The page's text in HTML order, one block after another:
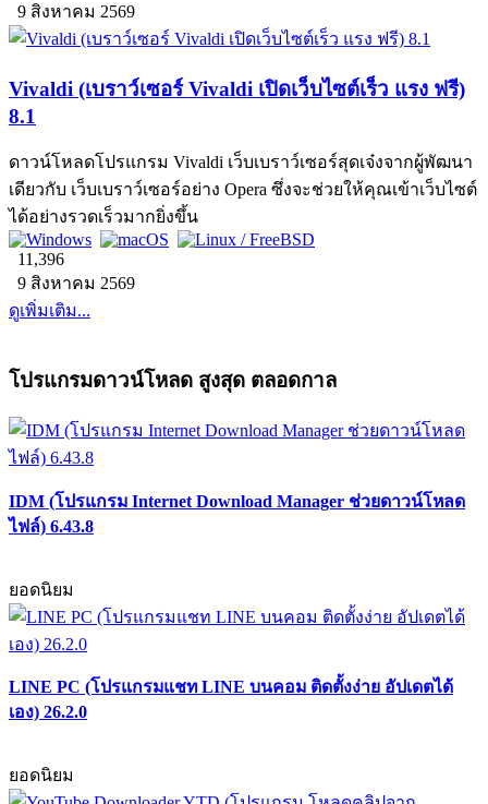
9 สิงหาคม 2569
Vivaldi (เบราว์เซอร์ Vivaldi เปิดเว็บไซต์เร็ว แรง ฟรี)
8.1
ดาวน์โหลดโปรแกรม Vivaldi เว็บเบราว์เซอร์สุดเจ๋งจากผู้พัฒนา
เดียวกับ เว็บเบราว์เซอร์อย่าง Opera ซึ่งจะช่วยให้คุณเข้าเว็บไซต์
ได้อย่างรวดเร็วมากยิ่งขึ้น
11,396
9 สิงหาคม 2569
ดูเพิ่มเติม...
โปรแกรมดาวน์โหลด สูงสุด ตลอดกาล
IDM (โปรแกรม Internet Download Manager ช่วยดาวน์โหลด
ไฟล์) 6.43.8
ยอดนิยม
LINE PC (โปรแกรมแชท LINE บนคอม ติดตั้งง่าย อัปเดตได้
เอง) 26.2.0
ยอดนิยม